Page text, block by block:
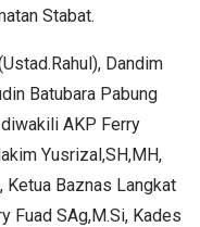
Stabat.
Dandim
Batubara Pabung
AKP Ferry
Yusrizal,SH,MH,
Ketua Baznas Langkat
Fuad SAg,M.Si, Kades